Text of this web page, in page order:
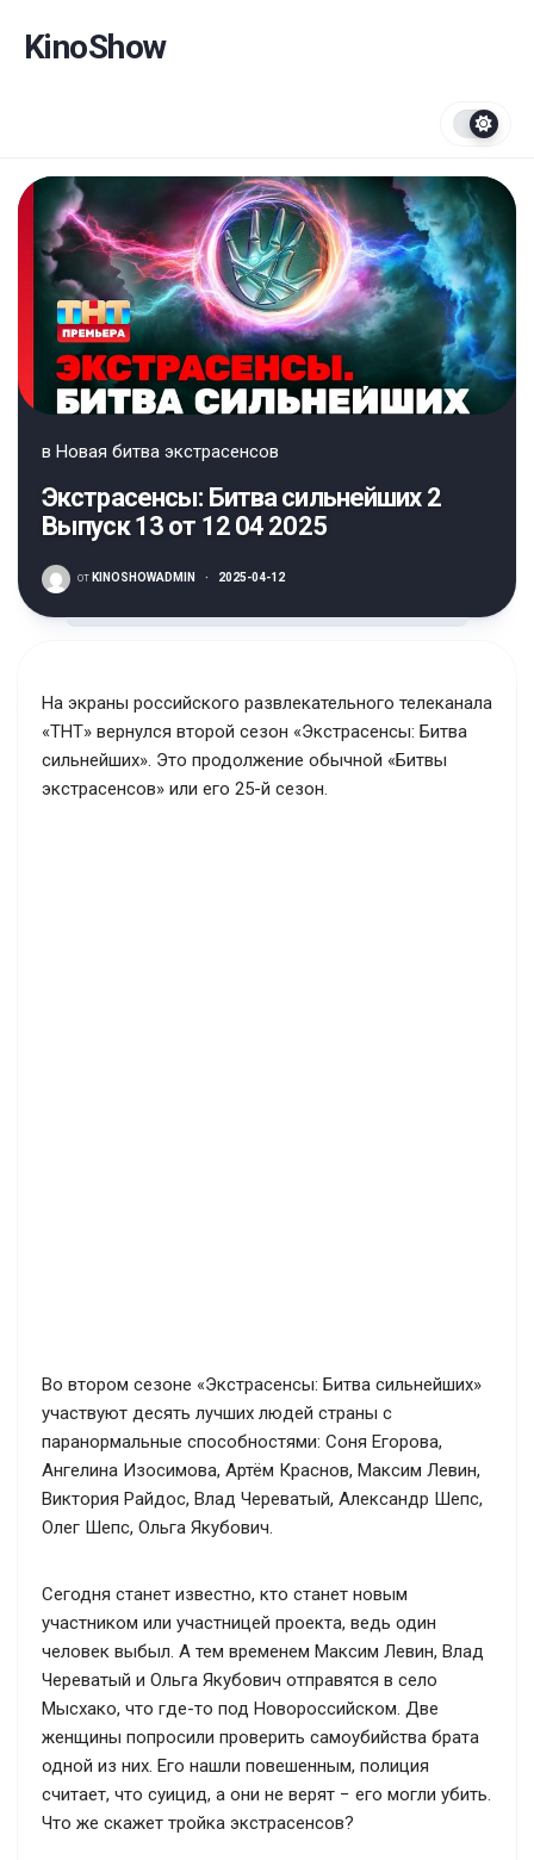
содержанию
KinoShow
в Новая битва экстрасенсов
Экстрасенсы: Битва сильнейших 2
Выпуск 13 от 12 04 2025
от KINOSHOWADMIN · 2025-04-12
На экраны российского развлекательного телеканала
«ТНТ» вернулся второй сезон «Экстрасенсы: Битва
сильнейших». Это продолжение обычной «Битвы
экстрасенсов» или его 25-й сезон.
Во втором сезоне «Экстрасенсы: Битва сильнейших»
участвуют десять лучших людей страны с
паранормальные способностями: Соня Егорова,
Ангелина Изосимова, Артём Краснов, Максим Левин,
Виктория Райдос, Влад Череватый, Александр Шепс,
Олег Шепс, Ольга Якубович.
Сегодня станет известно, кто станет новым
участником или участницей проекта, ведь один
человек выбыл. А тем временем Максим Левин, Влад
Череватый и Ольга Якубович отправятся в село
Мысхако, что где-то под Новороссийском. Две
женщины попросили проверить самоубийства брата
одной из них. Его нашли повешенным, полиция
считает, что суицид, а они не верят − его могли убить.
Что же скажет тройка экстрасенсов?